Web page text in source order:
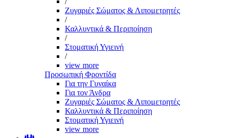
Ζυγαριές Σώματος & Λιπομετρητές
/
Καλλυντικά & Περιποίηση
/
Στοματική Υγιεινή
/
view more
Προσωπική Φροντίδα
Για την Γυναίκα
Για τον Άνδρα
Ζυγαριές Σώματος & Λιπομετρητές
Καλλυντικά & Περιποίηση
Στοματική Υγιεινή
view more